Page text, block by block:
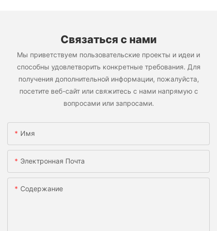
Связаться с нами
Мы приветствуем пользовательские проекты и идеи и
способны удовлетворить конкретные требования. Для
получения дополнительной информации, пожалуйста,
посетите веб-сайт или свяжитесь с нами напрямую с
вопросами или запросами.
Имя
Электронная Почта
Содержание